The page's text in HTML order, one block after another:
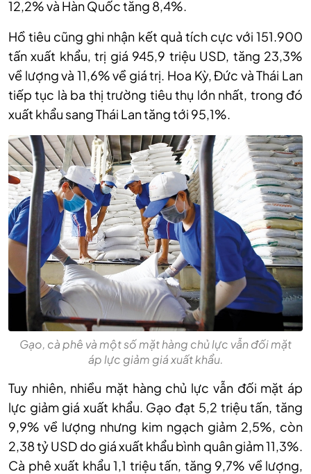
12,2% và Hàn Quốc tăng 8,4%.
Hồ tiêu cũng ghi nhận kết quả tích cực với 151.900
tấn xuất khẩu, trị giá 945,9 triệu USD, tăng 23,3%
về lượng và 11,6% về giá trị. Hoa Kỳ, Đức và Thái Lan
tiếp tục là ba thị trường tiêu thụ lớn nhất, trong đó
xuất khẩu sang Thái Lan tăng tới 95,1%.
Gạo, cà phê và một số mặt hàng chủ lực vẫn đối mặt
áp lực giảm giá xuất khẩu.
Tuy nhiên, nhiều mặt hàng chủ lực vẫn đối mặt áp
lực giảm giá xuất khẩu. Gạo đạt 5,2 triệu tấn, tăng
9,9% về lượng nhưng kim ngạch giảm 2,5%, còn
2,38 tỷ USD do giá xuất khẩu bình quân giảm 11,3%.
Cà phê xuất khẩu 1,1 triệu tấn, tăng 9,7% về lượng,